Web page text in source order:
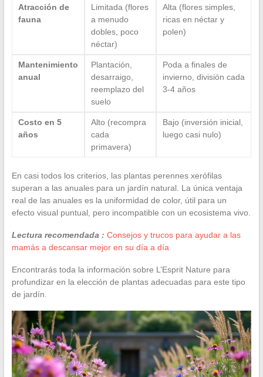
Atracción de
fauna
Limitada (flores
a menudo
dobles, poco
néctar)
Alta (flores simples,
ricas en néctar y
polen)
Mantenimiento
anual
Plantación,
desarraigo,
reemplazo del
suelo
Poda a finales de
invierno, división cada
3-4 años
Costo en 5
años
Alto (recompra
cada
primavera)
Bajo (inversión inicial,
luego casi nulo)
En casi todos los criterios, las plantas perennes xerófilas
superan a las anuales para un jardín natural. La única ventaja
real de las anuales es la uniformidad de color, útil para un
efecto visual puntual, pero incompatible con un ecosistema vivo.
Lectura recomendada : Consejos y trucos para ayudar a las
mamás a descansar mejor en su día a día
Encontrarás toda la información sobre L’Esprit Nature para
profundizar en la elección de plantas adecuadas para este tipo
de jardín.